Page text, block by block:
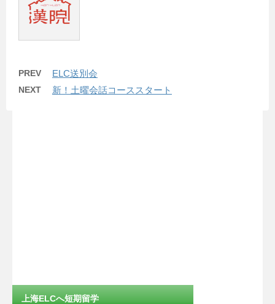
PREV ELC送別会
NEXT 新！土曜会話コーススタート
上海ELCへ短期留学